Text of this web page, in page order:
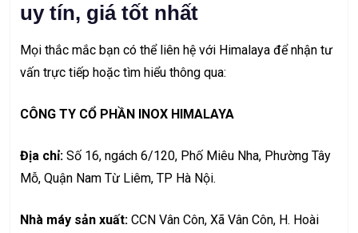
uy tín, giá tốt nhất
Mọi thắc mắc bạn có thể liên hệ với Himalaya để nhận tư
vấn trực tiếp hoặc tìm hiểu thông qua:
CÔNG TY CỔ PHẦN INOX HIMALAYA
Địa chỉ: Số 16, ngách 6/120, Phố Miêu Nha, Phường Tây
Mỗ, Quận Nam Từ Liêm, TP Hà Nội.
Nhà máy sản xuất: CCN Vân Côn, Xã Vân Côn, H. Hoài